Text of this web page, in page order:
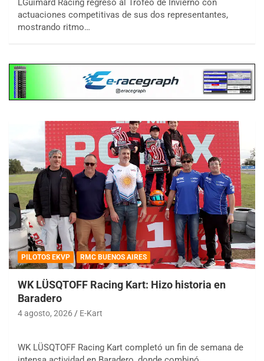
LGuimard Racing regresó al Trofeo de Invierno con
actuaciones competitivas de sus dos representantes,
mostrando ritmo…
PILOTOS EKVP RMC BUENOS AIRES
WK LÜSQTOFF Racing Kart: Hizo historia en
Baradero
4 agosto, 2026 E-Kart
WK LÜSQTOFF Racing Kart completó un fin de semana de